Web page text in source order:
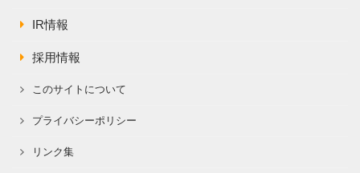
IR情報
採用情報
このサイトについて
プライバシーポリシー
リンク集